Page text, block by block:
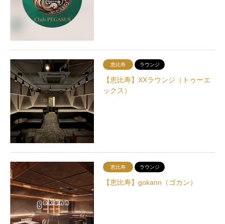
恵比寿 ラウンジ
【恵比寿】XXラウンジ（トゥーエ
ックス）
恵比寿 ラウンジ
【恵比寿】gokann（ゴカン）